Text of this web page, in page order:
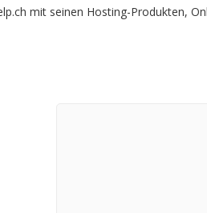
mit seinen Hosting-Produkten,